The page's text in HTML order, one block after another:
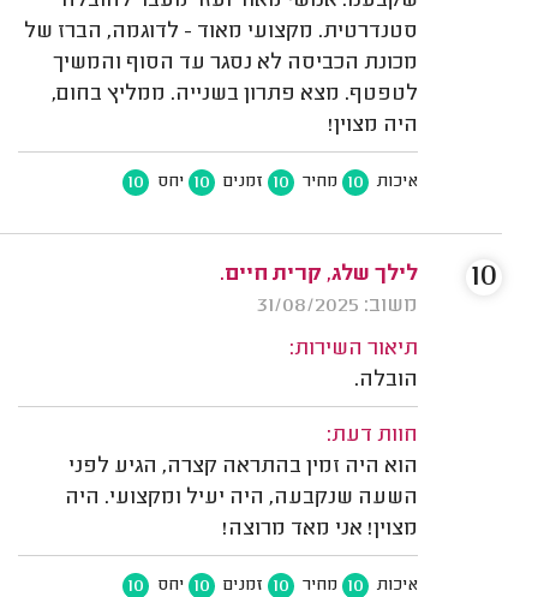
סטנדרטית. מקצועי מאוד - לדוגמה, הברז של
מכונת הכביסה לא נסגר עד הסוף והמשיך
לטפטף. מצא פתרון בשנייה. ממליץ בחום,
היה מצוין!
איכות 10 מחיר 10 זמנים 10 יחס 10
לילך שלג, קרית חיים.
משוב: 31/08/2025
תיאור השירות:
הובלה.
חוות דעת:
הוא היה זמין בהתראה קצרה, הגיע לפני
השעה שנקבעה, היה יעיל ומקצועי. היה
מצוין! אני מאד מרוצה!
איכות 10 מחיר 10 זמנים 10 יחס 10
10